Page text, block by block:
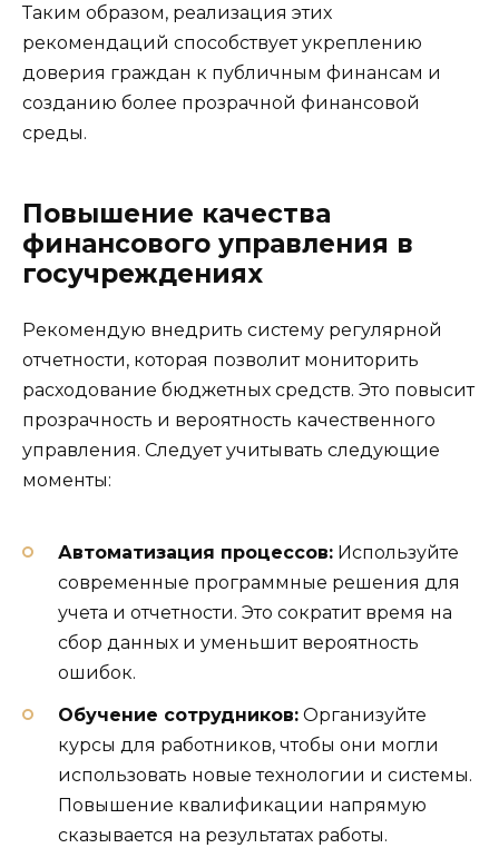
Таким образом, реализация этих
рекомендаций способствует укреплению
доверия граждан к публичным финансам и
созданию более прозрачной финансовой
среды.
Повышение качества
финансового управления в
госучреждениях
Рекомендую внедрить систему регулярной
отчетности, которая позволит мониторить
расходование бюджетных средств. Это повысит
прозрачность и вероятность качественного
управления. Следует учитывать следующие
моменты:
Автоматизация процессов: Используйте
современные программные решения для
учета и отчетности. Это сократит время на
сбор данных и уменьшит вероятность
ошибок.
Обучение сотрудников: Организуйте
курсы для работников, чтобы они могли
использовать новые технологии и системы.
Повышение квалификации напрямую
сказывается на результатах работы.